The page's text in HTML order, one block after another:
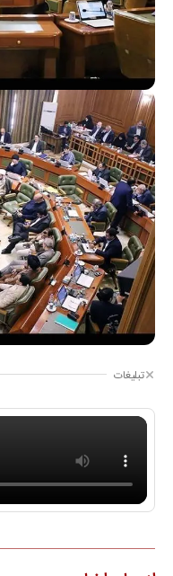
تبلیغات